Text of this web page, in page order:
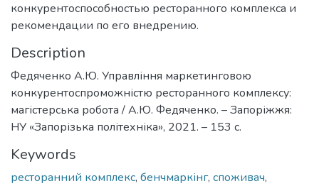
конкурентоспособностью ресторанного комплекса и
рекомендации по его внедрению.
Description
Федяченко А.Ю. Управління маркетинговою
конкурентоспроможністю ресторанного комплексу:
магістерська робота / А.Ю. Федяченко. – Запоріжжя:
НУ «Запорізька політехніка», 2021. – 153 c.
Keywords
ресторанний комплекс, бенчмаркінг, споживач,